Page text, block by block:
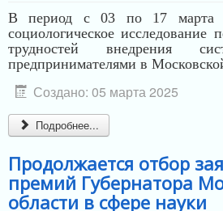
В период с 03 по 17 марта
социологическое исследование
трудностей внедрения
предпринимателями в
Создано: 05 марта 2025
Подробнее...
Продолжается отбор
премий Губернатора
области в сфере науки